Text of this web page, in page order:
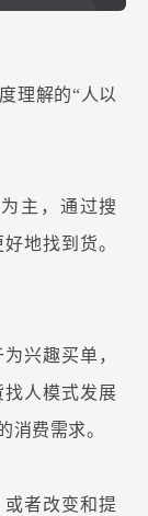
理解的“人以
主，通过搜
地找到货。
兴趣买单，
人模式发展
消费需求。
者改变和提